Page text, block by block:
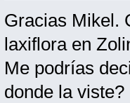
Gracias Mikel.
laxiflora en
Me podrías
donde la